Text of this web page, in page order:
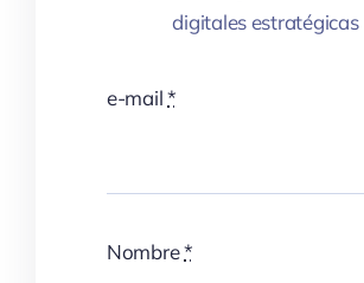
digitales estratégicas
e-mail*
Nombre*